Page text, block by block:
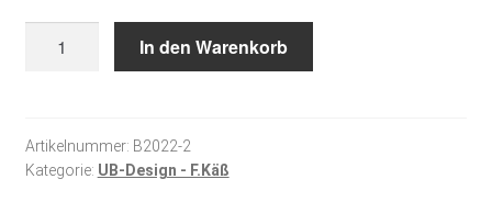
In den Warenkorb
Artikelnummer: B2022-2
Kategorie: UB-Design - F.Käß